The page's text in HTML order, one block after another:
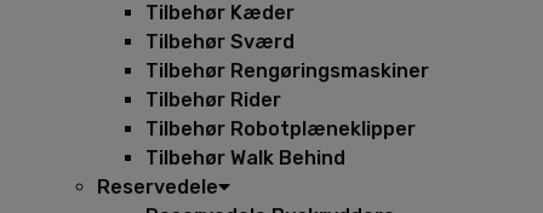
Tilbehør Kæder
Tilbehør Sværd
Tilbehør Rengøringsmaskiner
Tilbehør Rider
Tilbehør Robotplæneklipper
Tilbehør Walk Behind
Reservedele